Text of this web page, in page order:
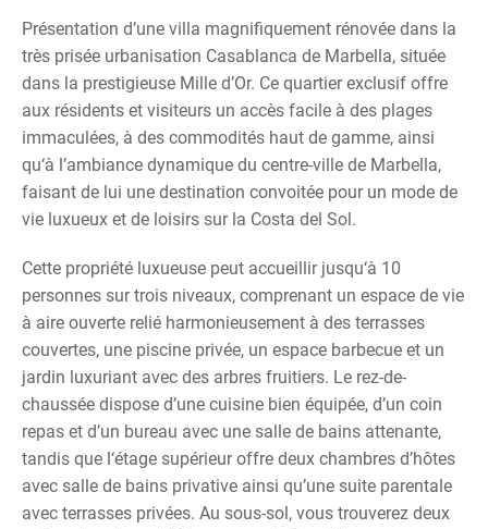
Présentation d’une villa magnifiquement rénovée dans la
très prisée urbanisation Casablanca de Marbella, située
dans la prestigieuse Mille d’Or. Ce quartier exclusif offre
aux résidents et visiteurs un accès facile à des plages
immaculées, à des commodités haut de gamme, ainsi
qu‘à l’ambiance dynamique du centre-ville de Marbella,
faisant de lui une destination convoitée pour un mode de
vie luxueux et de loisirs sur la Costa del Sol.
Cette propriété luxueuse peut accueillir jusqu‘à 10
personnes sur trois niveaux, comprenant un espace de vie
à aire ouverte relié harmonieusement à des terrasses
couvertes, une piscine privée, un espace barbecue et un
jardin luxuriant avec des arbres fruitiers. Le rez-de-
chaussée dispose d’une cuisine bien équipée, d’un coin
repas et d’un bureau avec une salle de bains attenante,
tandis que l‘étage supérieur offre deux chambres d’hôtes
avec salle de bains privative ainsi qu’une suite parentale
avec terrasses privées. Au sous-sol, vous trouverez deux